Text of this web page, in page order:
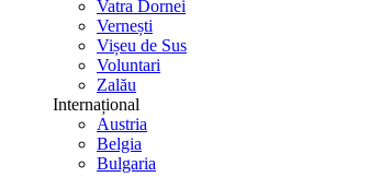
Vatra Dornei
Vernești
Vișeu de Sus
Voluntari
Zalău
Internațional
Austria
Belgia
Bulgaria